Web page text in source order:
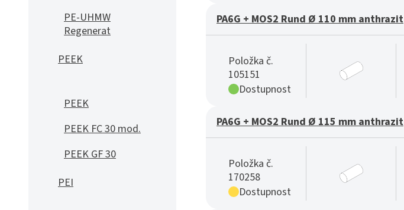
PE-UHMW
Regenerat
PEEK
PEEK
PEEK FC 30 mod.
PEEK GF 30
PEI
PA6G + MOS2 Rund Ø 110 mm anthrazit
Položka č.
105151
Dostupnost
PA6G + MOS2 Rund Ø 115 mm anthrazit
Položka č.
170258
Dostupnost